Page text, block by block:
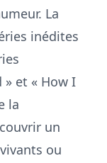
La
inédites
» et « How I
la
un
ou